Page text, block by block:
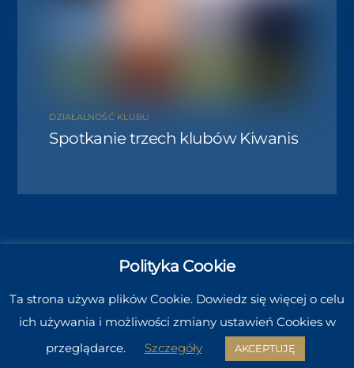
DZIAŁALNOŚĆ KLUBU
Spotkanie trzech klubów Kiwanis
© 2020 Kiwanis Adsum Zielona Góra
made with ♥ byGAMP Sp. z o.o.
Polityka Cookie
Ta strona używa plików Cookie. Dowiedz się więcej o celu
ich używania i możliwości zmiany ustawień Cookies w
przeglądarce.
Szczegóły AKCEPTUJĘ